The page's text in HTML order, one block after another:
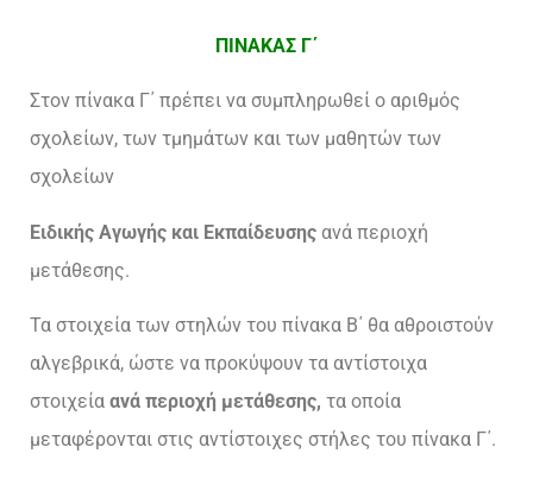
ΠΙΝΑΚΑΣ Γ΄
Στον πίνακα Γ΄ πρέπει να συμπληρωθεί ο αριθμός
σχολείων, των τμημάτων και των μαθητών των
σχολείων
Ειδικής Αγωγής και Εκπαίδευσης ανά περιοχή
μετάθεσης.
Τα στοιχεία των στηλών του πίνακα Β΄ θα αθροιστούν
αλγεβρικά, ώστε να προκύψουν τα αντίστοιχα
στοιχεία ανά περιοχή μετάθεσης, τα οποία
μεταφέρονται στις αντίστοιχες στήλες του πίνακα Γ΄.